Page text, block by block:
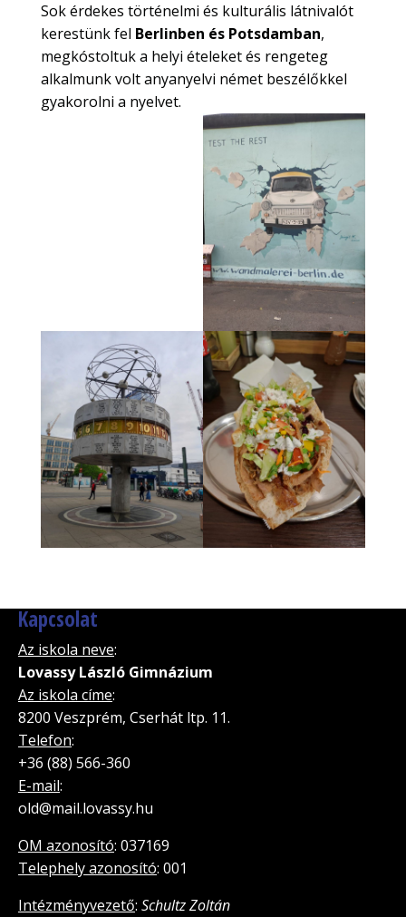
Sok érdekes történelmi és kulturális látnivalót
kerestünk fel Berlinben és Potsdamban,
megkóstoltuk a helyi ételeket és rengeteg
alkalmunk volt anyanyelvi német beszélőkkel
gyakorolni a nyelvet.
Kapcsolat
Az iskola neve:
Lovassy László Gimnázium
Az iskola címe:
8200 Veszprém, Cserhát ltp. 11.
Telefon:
+36 (88) 566-360
E-mail:
old@mail.lovassy.hu
OM azonosító: 037169
Telephely azonosító: 001
Intézményvezető: Schultz Zoltán